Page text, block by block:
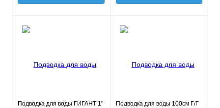
Подводка для воды ГИГАНТ 1"
Подводка для воды 100см Г/Г